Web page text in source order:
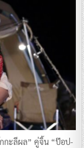
กะลีผล” คู่จิ้น “ป๊อป-